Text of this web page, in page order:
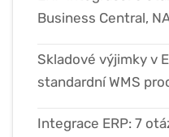
Business Central,
Skladové výjimky v
standardní WMS
Integrace ERP: 7